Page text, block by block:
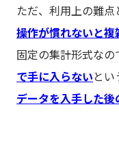
ただ、利用上の難点
操作が慣れないと複
固定の集計形式なの
で手に入らない とい
データを入手した